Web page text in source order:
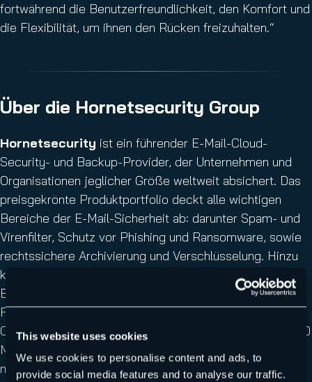
This website uses cookies
We use cookies to personalise content and ads, to
provide social media features and to analyse our traffic.
fortwährend die Benutzerfreundlichkeit, den Komfort und
die Flexibilität, um ihnen den Rücken freizuhalten.“
Über die Hornetsecurity Group
Hornetsecurity ist ein führender E-Mail-Cloud-
Security- und Backup-Provider, der Unternehmen und
Organisationen jeglicher Größe weltweit absichert. Das
preisgekrönte Produktportfolio deckt alle wichtigen
Bereiche der E-Mail-Sicherheit ab: darunter Spam- und
Virenfilter, Schutz vor Phishing und Ransomware, sowie
rechtssichere Archivierung und Verschlüsselung. Hinzu
kommen Backup, Replikation und Wiederherstellung von
E-Mails, Endpoints und virtuellen Maschinen. Das
Flaggschiffprodukt ist die marktweit umfangreichste
Cloud-Sicherheitslösung für Microsoft 365. Mit über 350
Mitarbeitern an 10 Standorten verfügt das Unternehmen
mit Hauptsitz in Hannover über ein internationales